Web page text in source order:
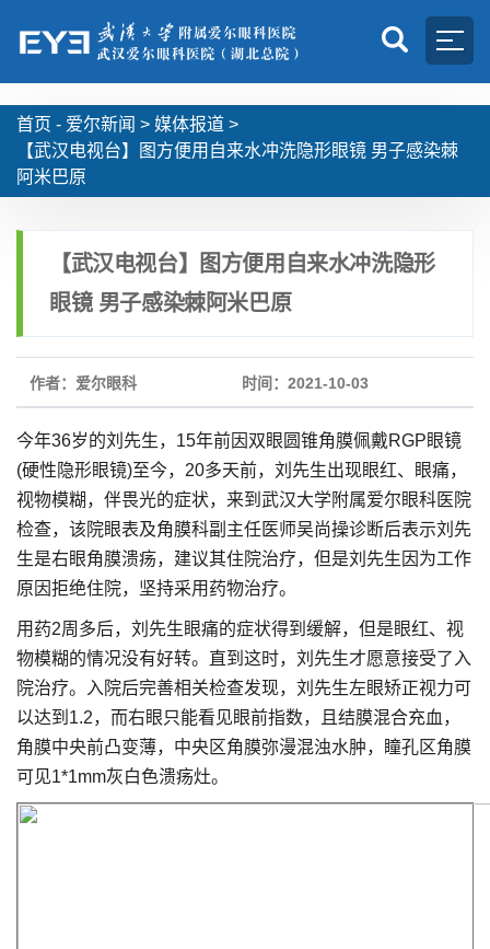
首页 - 爱尔新闻 > 媒体报道 >
【武汉电视台】图方便用自来水冲洗隐形眼镜 男子感染棘
阿米巴原
【武汉电视台】图方便用自来水冲洗隐形
眼镜 男子感染棘阿米巴原
作者：爱尔眼科 时间：2021-10-03
今年36岁的刘先生，15年前因双眼圆锥角膜佩戴RGP眼镜
(硬性隐形眼镜)至今，20多天前，刘先生出现眼红、眼痛，
视物模糊，伴畏光的症状，来到武汉大学附属爱尔眼科医院
检查，该院眼表及角膜科副主任医师吴尚操诊断后表示刘先
生是右眼角膜溃疡，建议其住院治疗，但是刘先生因为工作
原因拒绝住院，坚持采用药物治疗。
用药2周多后，刘先生眼痛的症状得到缓解，但是眼红、视
物模糊的情况没有好转。直到这时，刘先生才愿意接受了入
院治疗。入院后完善相关检查发现，刘先生左眼矫正视力可
以达到1.2，而右眼只能看见眼前指数，且结膜混合充血，
角膜中央前凸变薄，中央区角膜弥漫混浊水肿，瞳孔区角膜
可见1*1mm灰白色溃疡灶。